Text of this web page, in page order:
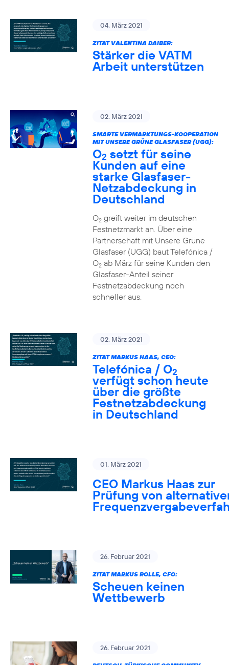
04. März 2021
ZITAT VALENTINA DAIBER:
Stärker die VATM
Arbeit unterstützen
02. März 2021
SMARTE VERMARKTUNGS-KOOPERATION
MIT UNSERE GRÜNE GLASFASER (UGG):
O2 setzt für seine
Kunden auf eine
starke Glasfaser-
Netzabdeckung in
Deutschland
O2greift weiter im deutschen
Festnetzmarkt an. Über eine
Partnerschaft mit Unsere Grüne
Glasfaser (UGG) baut Telefónica /
O2ab März für seine Kunden den
Glasfaser-Anteil seiner
Festnetzabdeckung noch
schneller aus.
02. März 2021
ZITAT MARKUS HAAS, CEO:
Telefónica / O2
verfügt schon heute
über die größte
Festnetzabdeckung
in Deutschland
01. März 2021
CEO Markus Haas zur
Prüfung von
26. Februar 2021
ZITAT MARKUS ROLLE, CFO:
Scheuen keinen
Wettbewerb
26. Februar 2021